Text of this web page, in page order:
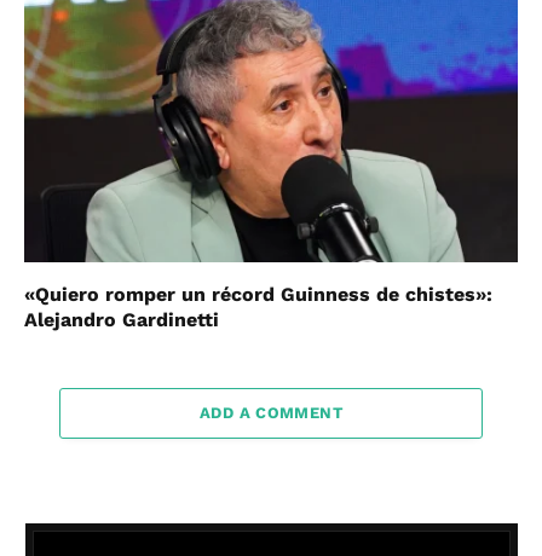
«Quiero romper un récord Guinness de chistes»:
Alejandro Gardinetti
ADD A COMMENT